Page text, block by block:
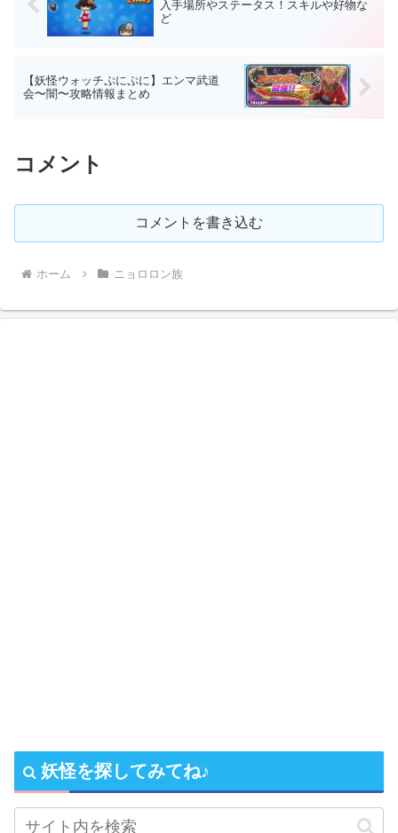
入手場所やステータス！スキルや好物な
ど
【妖怪ウォッチぷにぷに】エンマ武道
会〜闇〜攻略情報まとめ
コメント
コメントを書き込む
ホーム ニョロロン族
妖怪を探してみてね♪